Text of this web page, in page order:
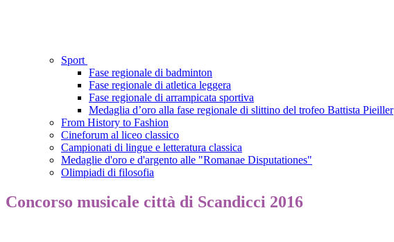
Sport
Fase regionale di badminton
Fase regionale di atletica leggera
Fase regionale di arrampicata sportiva
Medaglia d’oro alla fase regionale di slittino del trofeo Battista Pieiller
From History to Fashion
Cineforum al liceo classico
Campionati di lingue e letteratura classica
Medaglie d'oro e d'argento alle "Romanae Disputationes"
Olimpiadi di filosofia
Concorso musicale città di Scandicci 2016